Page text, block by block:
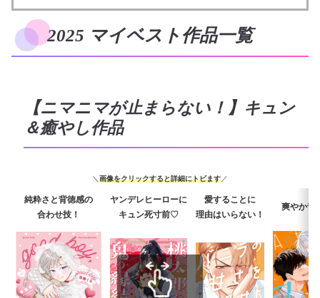
2025 マイベスト作品一覧
【ニマニマが止まらない！】キュン
＆癒やし作品
＼画像をクリックすると詳細にトビます／
純粋さと背徳感の
合わせ技！
ヤンデレヒーローに
キュン死寸前♡
愛することに
理由はいらない！
爽やか青